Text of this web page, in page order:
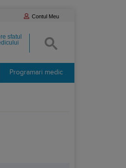
Contul Meu
sfatul
Programari medic